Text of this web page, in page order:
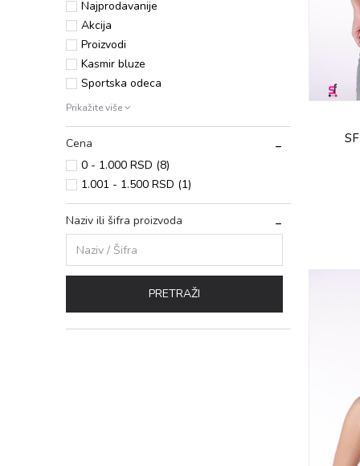
Najprodavanije
Akcija
Proizvodi
Kasmir bluze
Sportska odeca
Prikažite više
Cena
0 - 1.000 RSD (8)
1.001 - 1.500 RSD (1)
Naziv ili šifra proizvoda
PRETRAŽI